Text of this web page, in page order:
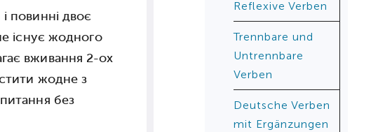
і повинні двоє
існує жодного
вживання 2-ох
жодне з
без
Reflexive Verben
Trennbare und
Untrennbare
Verben
Deutsche Verben
mit Ergänzungen